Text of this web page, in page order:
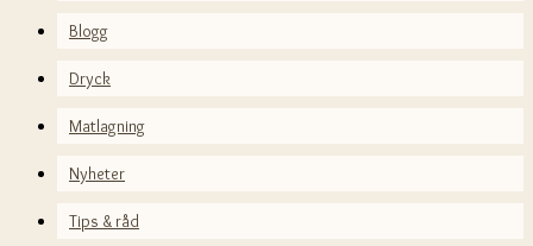
Blogg
Dryck
Matlagning
Nyheter
Tips & råd